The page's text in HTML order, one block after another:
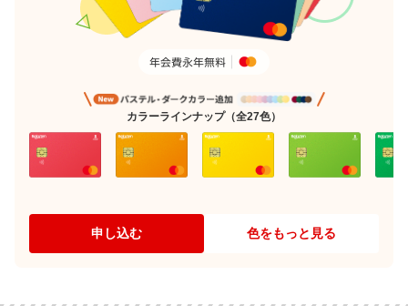
カラーラインナップ（全27色）
申し込む 色をもっと見る